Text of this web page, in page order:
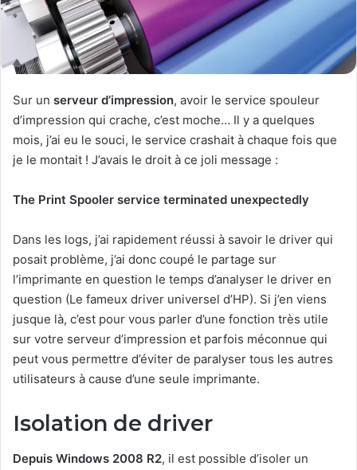
Sur un serveur d’impression, avoir le service spouleur
d’impression qui crache, c’est moche… Il y a quelques
mois, j’ai eu le souci, le service crashait à chaque fois que
je le montait ! J’avais le droit à ce joli message :
The Print Spooler service terminated unexpectedly
Dans les logs, j’ai rapidement réussi à savoir le driver qui
posait problème, j’ai donc coupé le partage sur
l’imprimante en question le temps d’analyser le driver en
question (Le fameux driver universel d’HP). Si j’en viens
jusque là, c’est pour vous parler d’une fonction très utile
sur votre serveur d’impression et parfois méconnue qui
peut vous permettre d’éviter de paralyser tous les autres
utilisateurs à cause d’une seule imprimante.
Isolation de driver
Depuis Windows 2008 R2, il est possible d’isoler un